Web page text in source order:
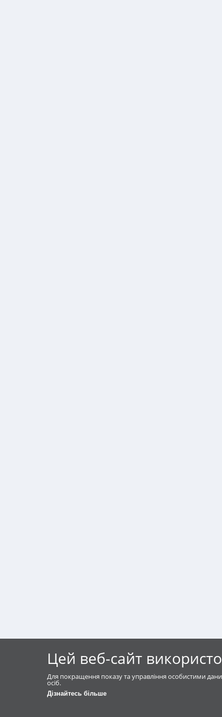
Цей веб-сайт
Для покращення показу та управління особистими
осіб.
Дізнайтесь більше